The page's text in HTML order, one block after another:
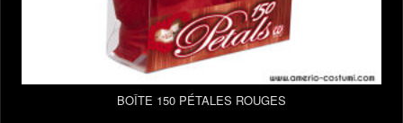
BOÎTE 150 PÉTALES ROUGES